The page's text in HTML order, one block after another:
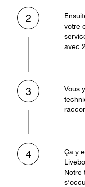
2
votre
avec
3
Vous
4
Ça y
Notre